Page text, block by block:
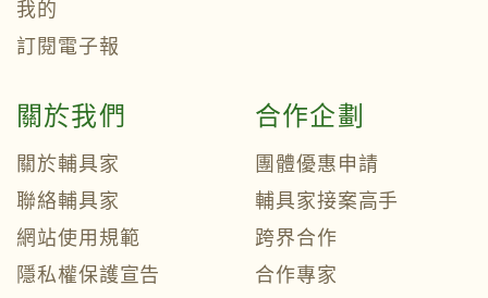
我的
訂閱電子報
關於我們
關於輔具家
聯絡輔具家
網站使用規範
隱私權保護宣告
合作企劃
團體優惠申請
輔具家接案高手
跨界合作
合作專家